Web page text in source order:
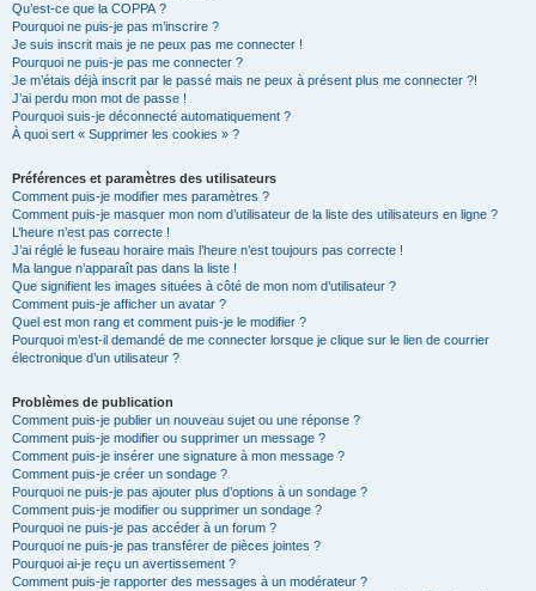
Qu’est-ce que la COPPA ?
Pourquoi ne puis-je pas m’inscrire ?
Je suis inscrit mais je ne peux pas me connecter !
Pourquoi ne puis-je pas me connecter ?
Je m’étais déjà inscrit par le passé mais ne peux à présent plus me connecter ?!
J’ai perdu mon mot de passe !
Pourquoi suis-je déconnecté automatiquement ?
À quoi sert « Supprimer les cookies » ?
Préférences et paramètres des utilisateurs
Comment puis-je modifier mes paramètres ?
Comment puis-je masquer mon nom d’utilisateur de la liste des utilisateurs en ligne ?
L’heure n’est pas correcte !
J’ai réglé le fuseau horaire mais l’heure n’est toujours pas correcte !
Ma langue n’apparaît pas dans la liste !
Que signifient les images situées à côté de mon nom d’utilisateur ?
Comment puis-je afficher un avatar ?
Quel est mon rang et comment puis-je le modifier ?
Pourquoi m’est-il demandé de me connecter lorsque je clique sur le lien de courrier
électronique d’un utilisateur ?
Problèmes de publication
Comment puis-je publier un nouveau sujet ou une réponse ?
Comment puis-je modifier ou supprimer un message ?
Comment puis-je insérer une signature à mon message ?
Comment puis-je créer un sondage ?
Pourquoi ne puis-je pas ajouter plus d’options à un sondage ?
Comment puis-je modifier ou supprimer un sondage ?
Pourquoi ne puis-je pas accéder à un forum ?
Pourquoi ne puis-je pas transférer de pièces jointes ?
Pourquoi ai-je reçu un avertissement ?
Comment puis-je rapporter des messages à un modérateur ?